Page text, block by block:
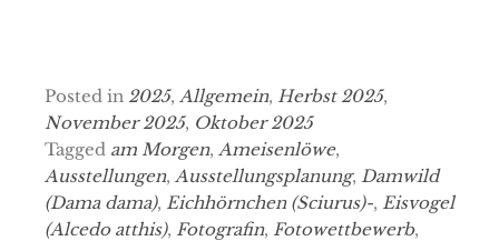
Posted in 2025, Allgemein, Herbst 2025,
November 2025, Oktober 2025
Tagged am Morgen, Ameisenlöwe,
Ausstellungen, Ausstellungsplanung, Damwild
(Dama dama), Eichhörnchen (Sciurus)-, Eisvogel
(Alcedo atthis), Fotografin, Fotowettbewerb,